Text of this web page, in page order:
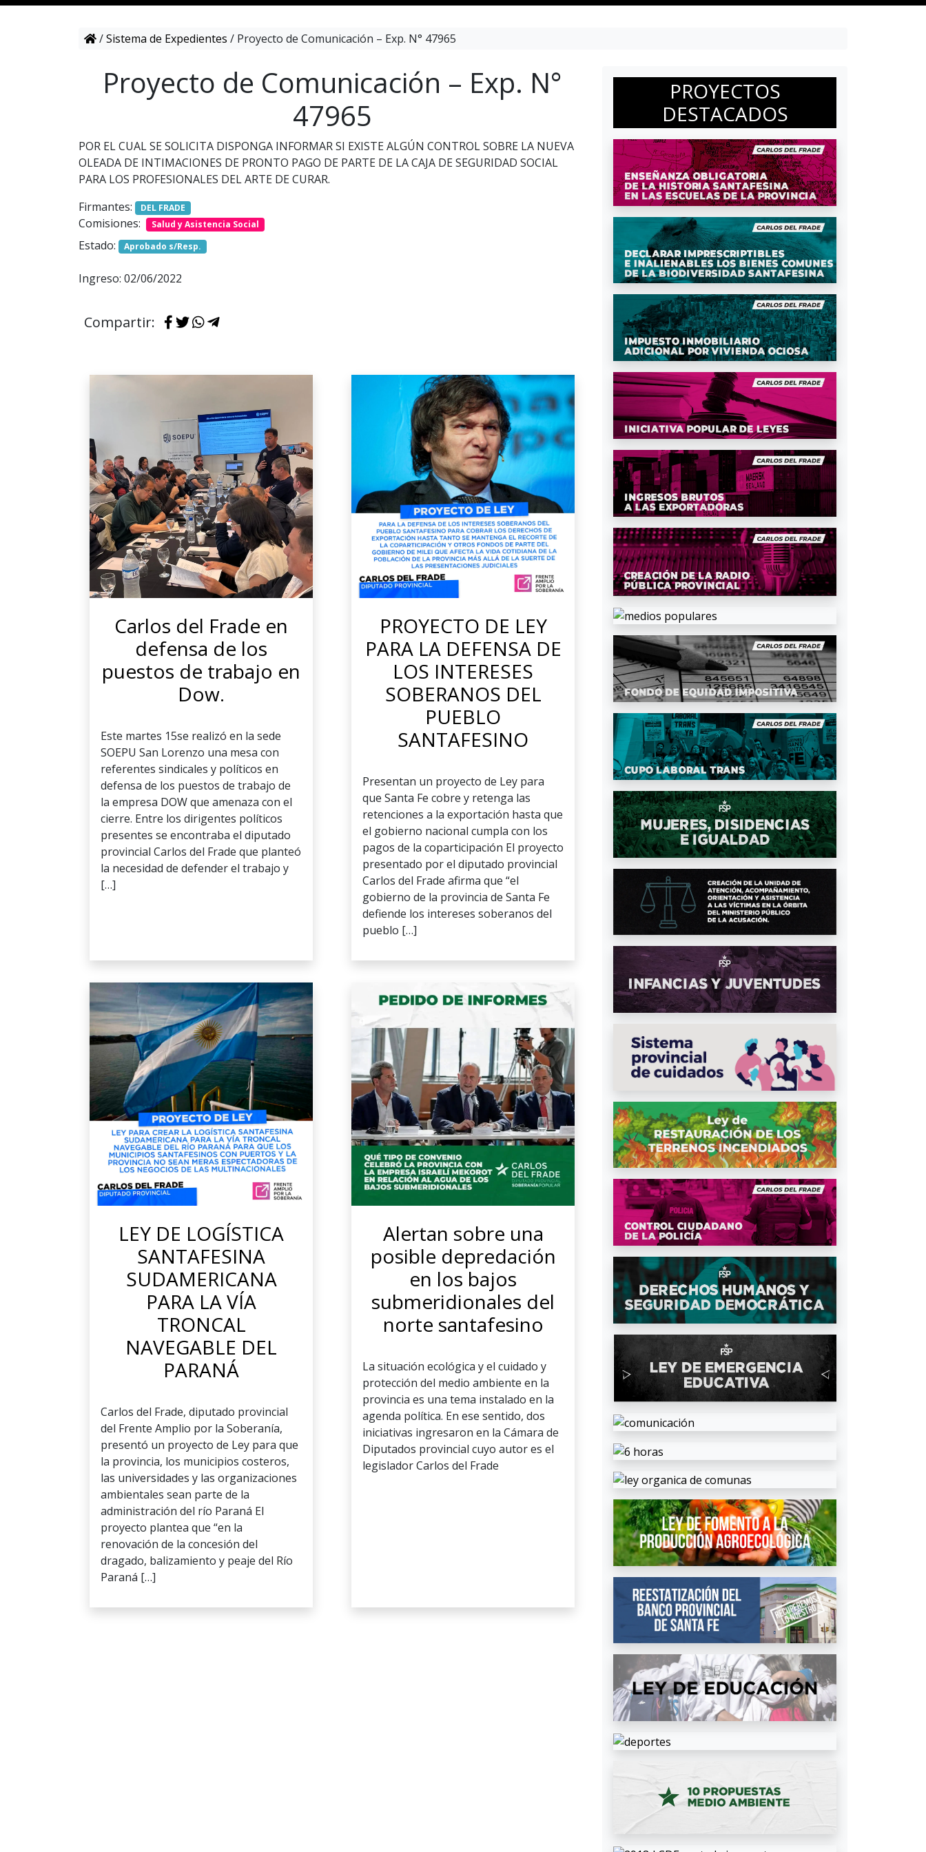
/Sistema de Expedientes / Proyecto de Comunicación – Exp. N° 47965
Proyecto de Comunicación – Exp. N°
47965
POR EL CUAL SE SOLICITA DISPONGA INFORMAR SI EXISTE ALGÚN CONTROL SOBRE LA NUEVA
OLEADA DE INTIMACIONES DE PRONTO PAGO DE PARTE DE LA CAJA DE SEGURIDAD SOCIAL
PARA LOS PROFESIONALES DEL ARTE DE CURAR.
Firmantes:
DEL FRADE
Comisiones: Salud y Asistencia Social
Estado: Aprobado s/Resp.
Ingreso: 02/06/2022
Compartir:
Carlos del Frade en
defensa de los
puestos de trabajo en
Dow.
Este martes 15se realizó en la sede
SOEPU San Lorenzo una mesa con
referentes sindicales y políticos en
defensa de los puestos de trabajo de
la empresa DOW que amenaza con el
cierre. Entre los dirigentes políticos
presentes se encontraba el diputado
provincial Carlos del Frade que planteó
la necesidad de defender el trabajo y
[…]
PROYECTO DE LEY
PARA LA DEFENSA DE
LOS INTERESES
SOBERANOS DEL
PUEBLO
SANTAFESINO
Presentan un proyecto de Ley para
que Santa Fe cobre y retenga las
retenciones a la exportación hasta que
el gobierno nacional cumpla con los
pagos de la coparticipación El proyecto
presentado por el diputado provincial
Carlos del Frade afirma que “el
gobierno de la provincia de Santa Fe
defiende los intereses soberanos del
pueblo […]
LEY DE LOGÍSTICA
SANTAFESINA
SUDAMERICANA
PARA LA VÍA
TRONCAL
NAVEGABLE DEL
PARANÁ
Carlos del Frade, diputado provincial
del Frente Amplio por la Soberanía,
presentó un proyecto de Ley para que
la provincia, los municipios costeros,
las universidades y las organizaciones
ambientales sean parte de la
administración del río Paraná El
proyecto plantea que “en la
renovación de la concesión del
dragado, balizamiento y peaje del Río
Paraná […]
Alertan sobre una
posible depredación
en los bajos
submeridionales del
norte santafesino
La situación ecológica y el cuidado y
protección del medio ambiente en la
provincia es una tema instalado en la
agenda política. En ese sentido, dos
iniciativas ingresaron en la Cámara de
Diputados provincial cuyo autor es el
legislador Carlos del Frade
PROYECTOS
DESTACADOS